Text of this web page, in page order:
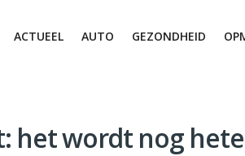
ACTUEEL AUTO GEZONDHEID
het wordt nog